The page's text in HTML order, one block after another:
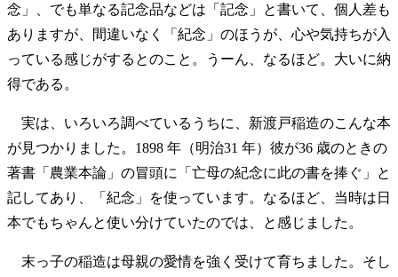
念」、でも単なる記念品などは「記念」と書いて、個人差も
ありますが、間違いなく「紀念」のほうが、心や気持ちが入
っている感じがするとのこと。うーん、なるほど。大いに納
得である。
実は、いろいろ調べているうちに、新渡戸稲造のこんな本
が見つかりました。1898 年（明治31 年）彼が36 歳のときの
著書「農業本論」の冒頭に「亡母の紀念に此の書を捧ぐ」と
記してあり、「紀念」を使っています。なるほど、当時は日
本でもちゃんと使い分けていたのでは、と感じました。
末っ子の稲造は母親の愛情を強く受けて育ちました。そし